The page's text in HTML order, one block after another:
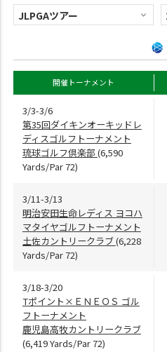
開催トーナメント
3/3-3/6
第35回ダイキンオーキッドレ
ディスゴルフトーナメント
琉球ゴルフ倶楽部 (6,590
Yards/Par 72)
3/11-3/13
明治安田生命レディス ヨコハ
マタイヤゴルフトーナメント
土佐カントリークラブ(6,228
Yards/Par 72)
3/18-3/20
Tポイント×ＥＮＥＯＳ ゴル
フトーナメント
鹿児島高牧カントリークラブ
(6,419 Yards/Par 72)